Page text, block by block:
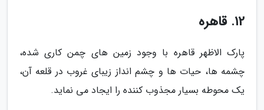
12. قاهره
پارک الاظهر قاهره با وجود زمین های چمن کاری شده،
چشمه ها، حیات ها و چشم انداز زیبای غروب در قلعه آن،
یک محوطه بسیار مجذوب کننده را ایجاد می نماید.